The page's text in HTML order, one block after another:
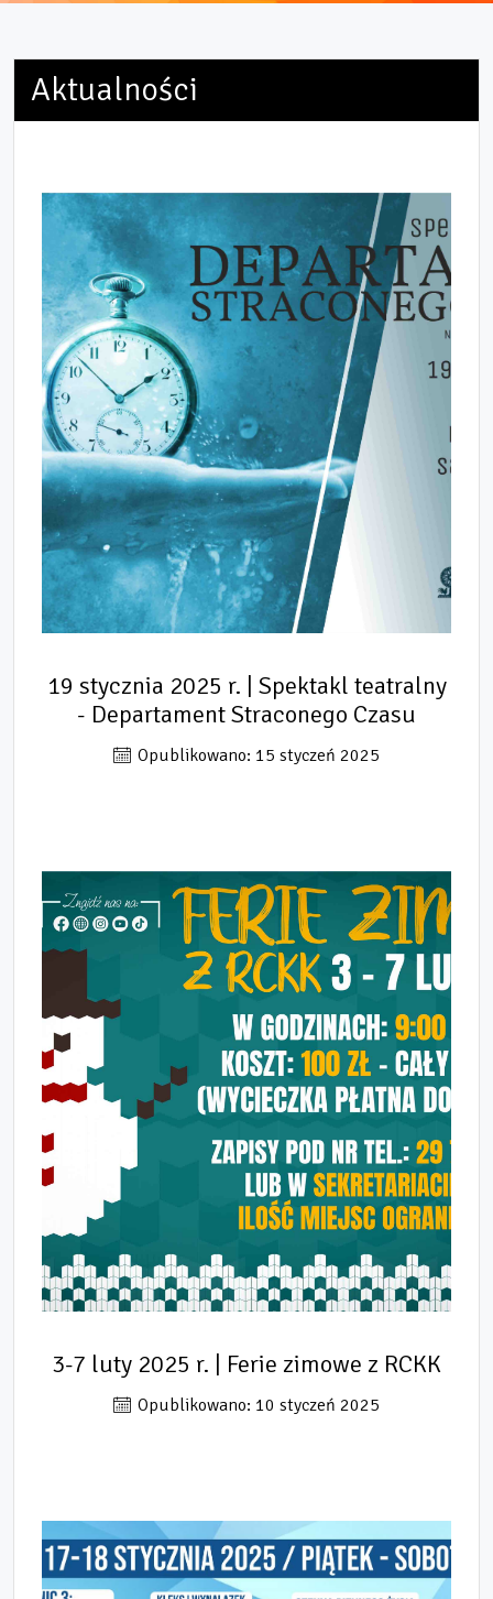
Aktualności
19 stycznia 2025 r. | Spektakl teatralny
- Departament Straconego Czasu
Opublikowano: 15 styczeń 2025
3-7 luty 2025 r. | Ferie zimowe z RCKK
Opublikowano: 10 styczeń 2025